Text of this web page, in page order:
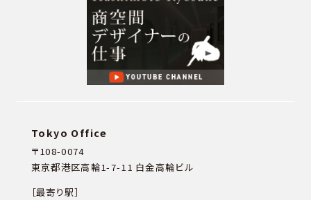
Tokyo Office
〒108-0074
東京都港区高輪1-7-11 白金高輪ビル
［最寄り駅］